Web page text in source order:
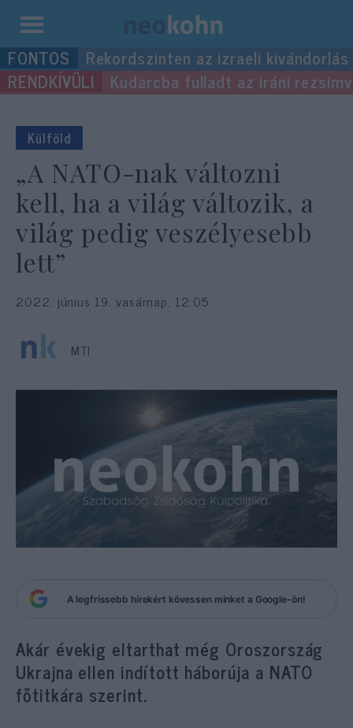
Kilépés
a
tartalomba
Rekordszinten az izraeli kivándorlás
Kudarcba fulladt az iráni
Külföld
„A NATO-nak változni
kell, ha a világ változik, a
világ pedig veszélyesebb
lett”
2022. június 19. vasárnap, 12:05
MTI
A legfrissebb hírekért kövessen minket a Google-ön!
Akár évekig eltarthat még Oroszország
Ukrajna ellen indított háborúja a NATO
főtitkára szerint.